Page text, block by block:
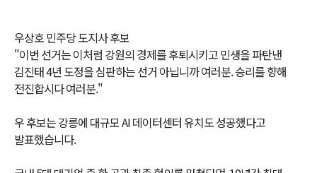
우상호 민주당 도지사 후보
"이번 선거는 이처럼 강원의 경제를 후퇴시키고 민생을 파탄낸
김진태 4년 도정을 심판하는 선거 아닙니까 여러분. 승리를 향해
전진합시다 여러분."
우 후보는 강릉에 대규모 AI 데이터센터 유치도 성공했다고
발표했습니다.